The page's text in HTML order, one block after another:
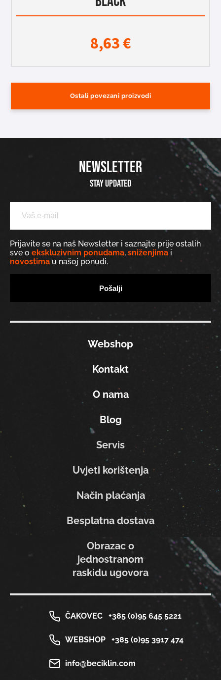
8,63€
Ostali povezani proizvodi
NEWSLETTER
Stay updated
Prijavite se na naš Newsletter i saznajte prije ostalih
sve o ekskluzivnim ponudama, sniženjima i
novostima u našoj ponudi.
Webshop
Kontakt
O nama
Blog
Servis
Uvjeti korištenja
Način plaćanja
Besplatna dostava
Obrazac o
jednostranom
raskidu ugovora
ČAKOVEC +385 (0)95 645 5221
WEBSHOP +385 (0)95 3917 474
info@beciklin.com